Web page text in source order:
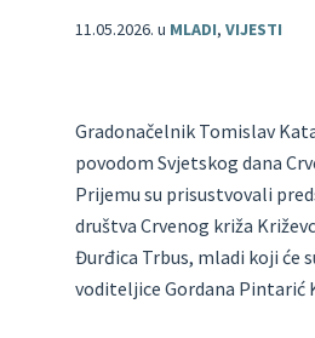
11.05.2026. u MLADI, VIJESTI
Gradonačelnik Tomislav
povodom Svjetskog dana
Prijemu su prisustvovali
društva Crvenog križa
Đurđica Trbus, mladi koji će
voditeljice Gordana Pintarić